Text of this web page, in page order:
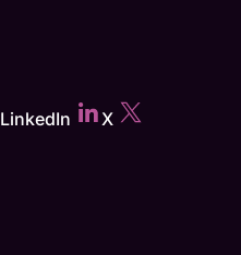
LinkedIn X